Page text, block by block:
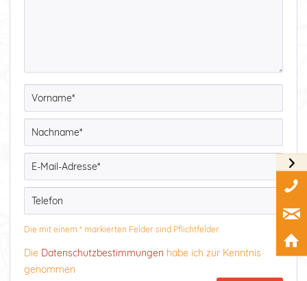
Die mit einem * markierten Felder sind Pflichtfelder.
Die Datenschutzbestimmungen habe ich zur Kenntnis
genommen